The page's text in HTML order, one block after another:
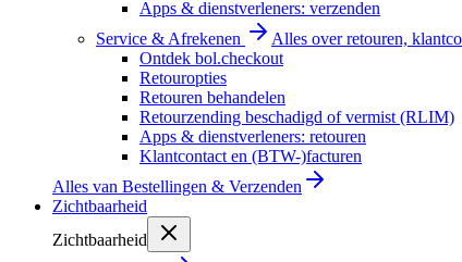
Apps & dienstverleners: verzenden
Service & Afrekenen
Alles over retouren,
Ontdek bol.checkout
Retouropties
Retouren behandelen
Retourzending beschadigd of vermist (RLIM)
Apps & dienstverleners: retouren
Klantcontact en (BTW-)facturen
Alles van Bestellingen & Verzenden
Zichtbaarheid
Zichtbaarheid